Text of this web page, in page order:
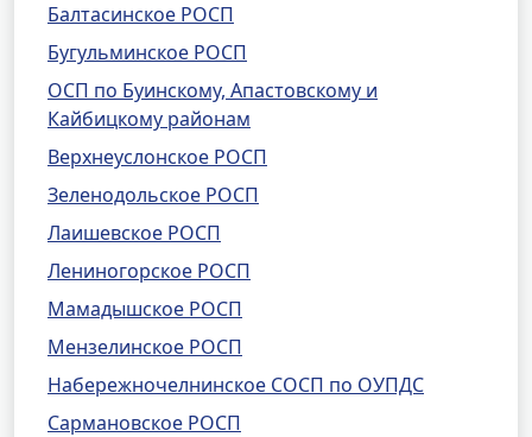
Балтасинское РОСП
Бугульминское РОСП
ОСП по Буинскому, Апастовскому и
Кайбицкому районам
Верхнеуслонское РОСП
Зеленодольское РОСП
Лаишевское РОСП
Лениногорское РОСП
Мамадышское РОСП
Мензелинское РОСП
Набережночелнинское СОСП по ОУПДС
Сармановское РОСП